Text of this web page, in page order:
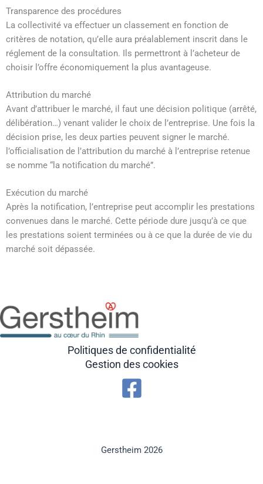
Transparence des procédures
La collectivité va effectuer un classement en fonction de
critères de notation, qu’elle aura préalablement inscrit dans le
réglement de la consultation. Ils permettront à l’acheteur de
choisir l’offre économiquement la plus avantageuse.
Attribution du marché
Avant d’attribuer le marché, il faut une décision politique (arrêté,
délibération…) venant valider le choix de l’entreprise. Une fois la
décision prise, les deux parties peuvent signer le marché.
l’officialisation de l’attribution du marché à l’entreprise retenue
se nomme “la notification du marché”.
Exécution du marché
Après la notification, l’entreprise peut accomplir les prestations
convenues dans le marché. Cette période dure jusqu’à ce que
les prestations soient terminées ou à ce que la durée de vie du
marché soit dépassée.
Politiques de confidentialité
Gestion des cookies
Gerstheim 2026